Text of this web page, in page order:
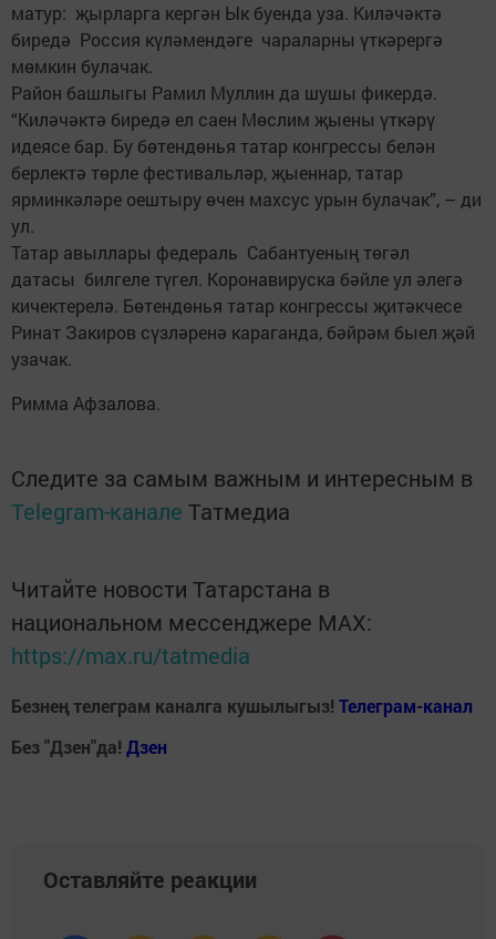
матур: җырларга кергән Ык буенда уза. Киләчәктә
биредә Россия күләмендәге чараларны үткәрергә
мөмкин булачак.
Район башлыгы Рамил Муллин да шушы фикердә.
“Киләчәктә биредә ел саен Мөслим җыены үткәрү
идеясе бар. Бу бөтендөнья татар конгрессы белән
берлектә төрле фестивальләр, җыеннар, татар
ярминкәләре оештыру өчен махсус урын булачак”, – ди
ул.
Татар авыллары федераль Сабантуеның төгәл
датасы билгеле түгел. Коронавируска бәйле ул әлегә
кичектерелә. Бөтендөнья татар конгрессы җитәкчесе
Ринат Закиров сүзләренә караганда, бәйрәм быел җәй
узачак.
Римма Афзалова.
Следите за самым важным и интересным в
Telegram-канале Татмедиа
Читайте новости Татарстана в
национальном мессенджере MАХ:
https://max.ru/tatmedia
Безнең телеграм каналга кушылыгыз! Телеграм-канал
Без "Дзен"да! Дзен
Оставляйте реакции